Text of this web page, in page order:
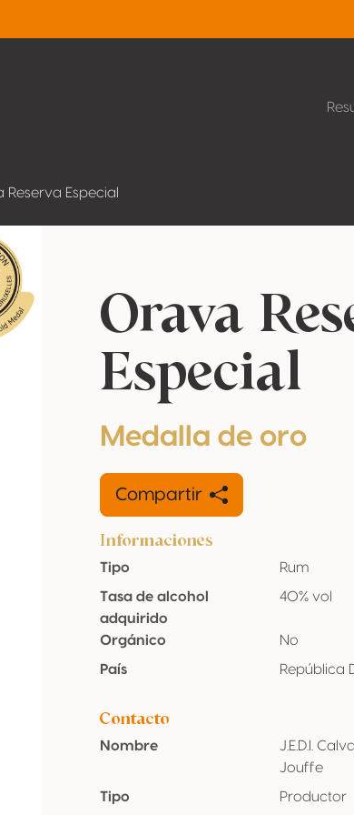
Reserva Especial
Orava
Especial
Medalla de oro
Compartir
Informaciones
Tipo
Rum
Tasa de alcohol
adquirido
40% vol
Orgánico
No
País
República
Contacto
Nombre
J.E.D.I.
Jouffe
Tipo
Productor